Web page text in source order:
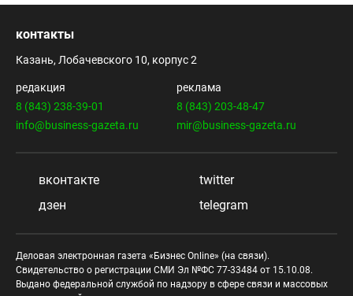
контакты
Казань, Лобачевского 10, корпус 2
редакция
8 (843) 238-39-01
info@business-gazeta.ru
реклама
8 (843) 203-48-47
mir@business-gazeta.ru
вконтакте
twitter
дзен
telegram
Деловая электронная газета «Бизнес Online» (на связи).
Свидетельство о регистрации СМИ Эл №ФС 77-33484 от 15.10.08.
Выдано федеральной службой по надзору в сфере связи и массовых